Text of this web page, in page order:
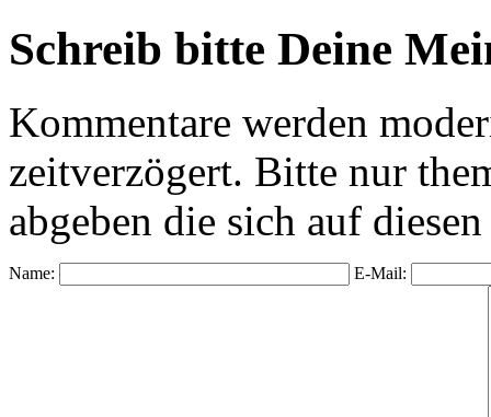
Schreib bitte Deine
Kommentare werden
zeitverzögert. Bitte nur
abgeben die sich auf
Name: E-Mail: